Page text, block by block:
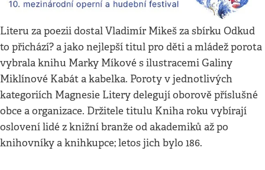
Literu za poezii dostal Vladimír Mikeš za sbírku Odkud
to přichází? a jako nejlepší titul pro děti a mládež porota
vybrala knihu Marky Míkové s ilustracemi Galiny
Miklínové Kabát a kabelka. Poroty v jednotlivých
kategoriích Magnesie Litery delegují oborově příslušné
obce a organizace. Držitele titulu Kniha roku vybírají
oslovení lidé z knižní branže od akademiků až po
knihovníky a knihkupce; letos jich bylo 186.